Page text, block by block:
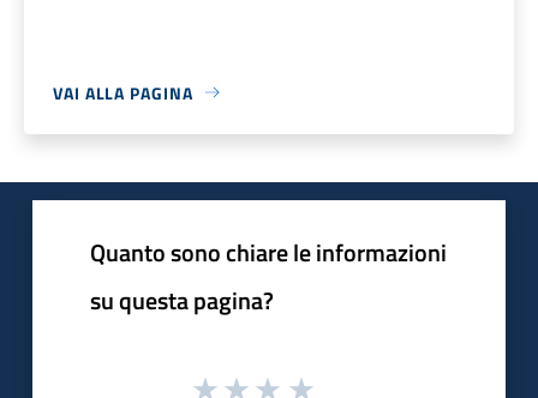
VAI ALLA PAGINA
Quanto sono chiare le informazioni
su questa pagina?